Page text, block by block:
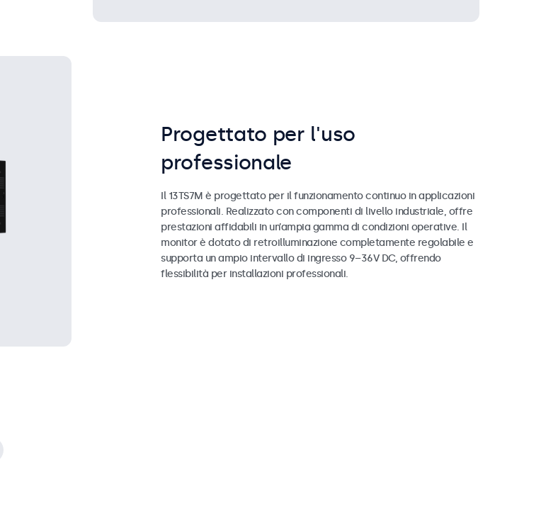
Progettato per l'uso
professionale
Il 13TS7M è progettato per il funzionamento continuo in applicazioni
professionali. Realizzato con componenti di livello industriale, offre
prestazioni affidabili in un’ampia gamma di condizioni operative. Il
monitor è dotato di retroilluminazione completamente regolabile e
supporta un ampio intervallo di ingresso 9–36V DC, offrendo
flessibilità per installazioni professionali.